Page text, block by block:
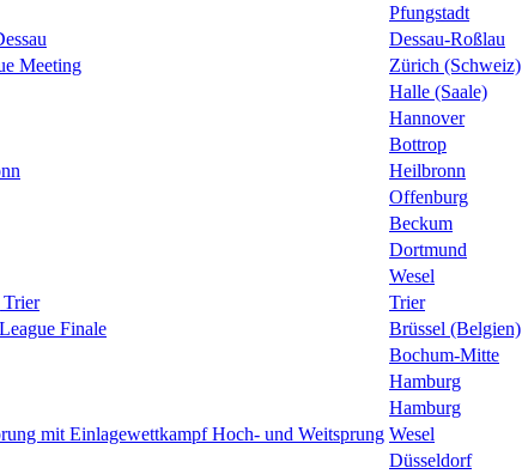
Pfungstadt
Dessau-Roßlau
Meeting
Zürich (Schweiz)
Halle (Saale)
Hannover
Bottrop
Heilbronn
Offenburg
Beckum
Dortmund
Wesel
Trier
Finale
Brüssel (Belgien)
Bochum-Mitte
Hamburg
Hamburg
mit Einlagewettkampf Hoch- und Weitsprung Wesel
Düsseldorf